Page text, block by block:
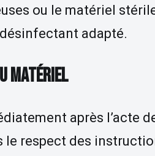
ou le matériel
adapté.
MATÉRIEL
après l’acte
respect des